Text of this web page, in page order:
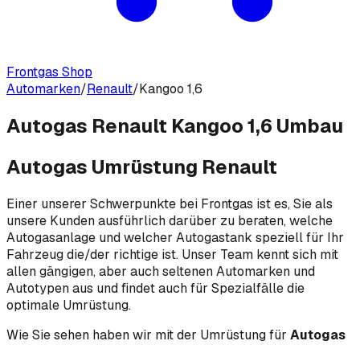
Frontgas Shop
Automarken/Renault/Kangoo 1,6
Autogas Renault Kangoo 1,6 Umbau
Autogas Umrüstung Renault
Einer unserer Schwerpunkte bei Frontgas ist es, Sie als
unsere Kunden ausführlich darüber zu beraten, welche
Autogasanlage und welcher Autogastank speziell für Ihr
Fahrzeug die/der richtige ist. Unser Team kennt sich mit
allen gängigen, aber auch seltenen Automarken und
Autotypen aus und findet auch für Spezialfälle die
optimale Umrüstung.
Wie Sie sehen haben wir mit der Umrüstung für Autogas